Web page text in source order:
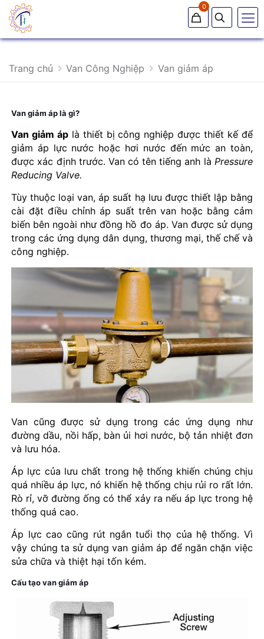
0
Trang chủ Van Công Nghiệp Van giảm áp
Van giảm áp là gì?
Van giảm áplà thiết bị công nghiệp được thiết kế để
giảm áp lực nước hoặc hơi nước đến mức an toàn,
được xác định trước. Van có tên tiếng anh là Pressure
Reducing Valve.
Tùy thuộc loại van, áp suất hạ lưu được thiết lập bằng
cài đặt điều chỉnh áp suất trên van hoặc bằng cảm
biến bên ngoài như đồng hồ đo áp. Van được sử dụng
trong các ứng dụng dân dụng, thương mại, thế chế và
công nghiệp.
Van cũng được sử dụng trong các ứng dụng như
đường dầu, nồi hấp, bàn ủi hơi nước, bộ tản nhiệt đơn
và lưu hóa.
Áp lực của lưu chất trong hệ thống khiến chúng chịu
quá nhiều áp lực, nó khiến hệ thống chịu rủi ro rất lớn.
Rò rỉ, vỡ đường ống có thể xảy ra nếu áp lực trong hệ
thống quá cao.
Áp lực cao cũng rút ngắn tuổi thọ của hệ thống. Vì
vậy chúng ta sử dụng van giảm áp để ngăn chặn việc
sửa chữa và thiệt hại tốn kém.
Cấu tạo van giảm áp